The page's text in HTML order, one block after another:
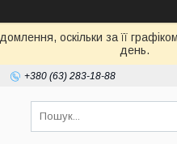
оскільки за її
день.
+380 (63) 283-18-88